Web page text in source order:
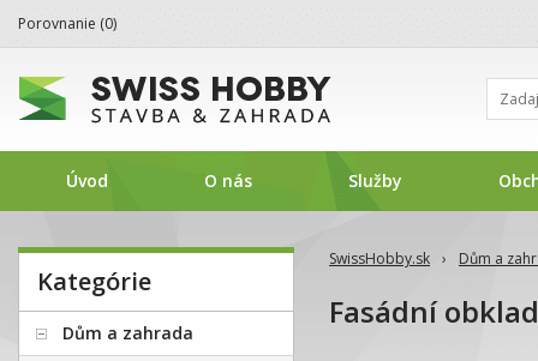
SwissHobby.sk › Dům a
Fasádní
Kategórie
Dům a zahrada
Porovnanie (0)
Úvod O nás Služby